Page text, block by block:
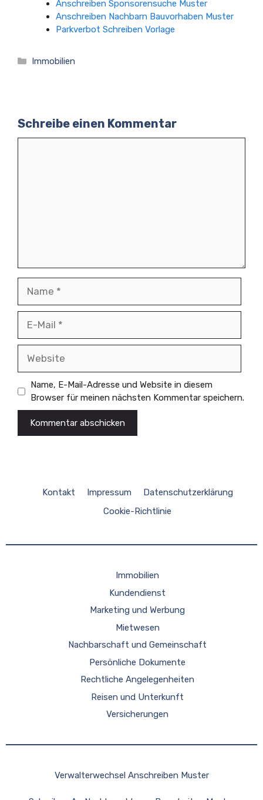
Anschreiben Sponsorensuche Muster
Anschreiben Nachbarn Bauvorhaben Muster
Parkverbot Schreiben Vorlage
Kategorien
Immobilien
Schreibe einen Kommentar
Mail
Name, E-Mail-Adresse und Website in diesem
Browser für meinen nächsten Kommentar speichern.
Kontakt Impressum
Datenschutzerklärung
Cookie-Richtlinie
Immobilien
Kundendienst
Marketing und Werbung
Mietwesen
Nachbarschaft und Gemeinschaft
Persönliche Dokumente
Rechtliche Angelegenheiten
Reisen und Unterkunft
Versicherungen
Verwalterwechsel Anschreiben Muster